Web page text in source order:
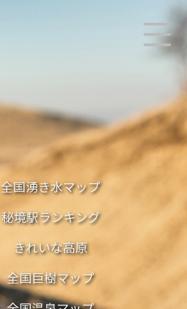
全国湧き水マップ
秘境駅ランキング
きれいな高原
全国巨樹マップ